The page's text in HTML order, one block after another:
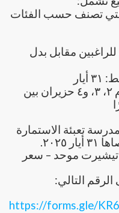
تصنف حسب الفئات
مقابل بدل
التسجيل في المدرسة: أيام ٢، ٣، و٤ حزيران بين
تعبئة الاستمارة
موحد – سعر
التالي:
https://forms.gle/